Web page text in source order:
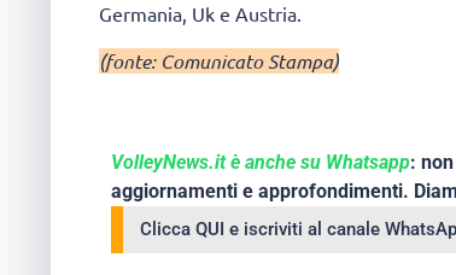
Germania, Uk e Austria.
(fonte: Comunicato Stampa)
VolleyNews.it è anche su Whatsapp:
aggiornamenti e approfondimenti.
Clicca QUI e iscriviti al canale